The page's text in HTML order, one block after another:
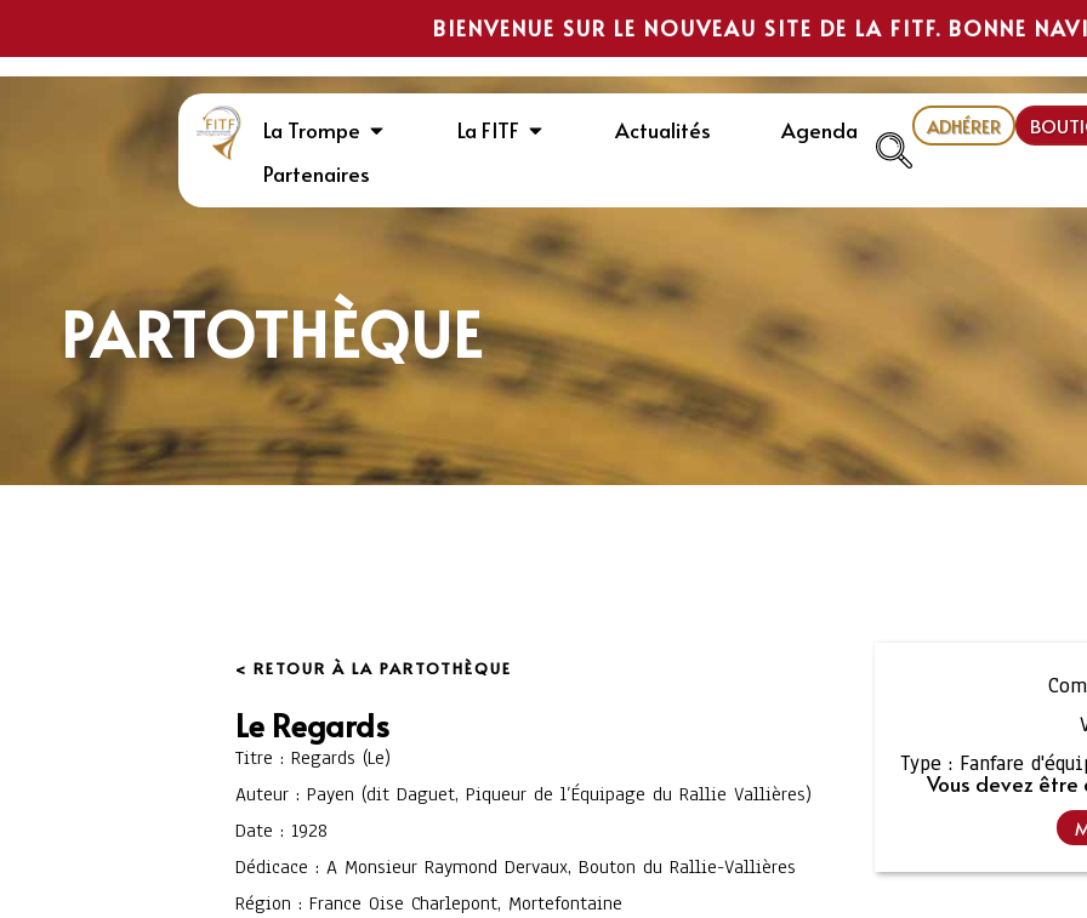
BIENVENUE SUR LE NOUVEAU SITE DE LA FITF. BONNE
La Trompe La FITF Actualités
Agenda
Partenaires
ADHÉRER
PARTOTHÈQUE
< RETOUR À LA PARTOTHÈQUE
Le Regards
Titre : Regards (Le)
Auteur : Payen (dit Daguet, Piqueur de l’Équipage du Rallie Vallières)
Date : 1928
Dédicace : A Monsieur Raymond Dervaux, Bouton du Rallie-Vallières
Région : France Oise Charlepont, Mortefontaine
Type : Fanfare
Vous devez